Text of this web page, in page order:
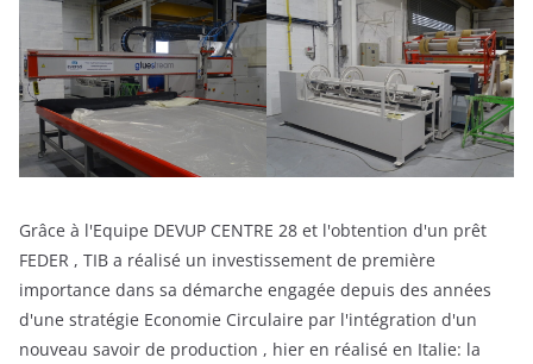
Grâce à l'Equipe DEVUP CENTRE 28 et l'obtention d'un prêt
FEDER , TIB a réalisé un investissement de première
importance dans sa démarche engagée depuis des années
d'une stratégie Economie Circulaire par l'intégration d'un
nouveau savoir de production , hier en réalisé en Italie: la